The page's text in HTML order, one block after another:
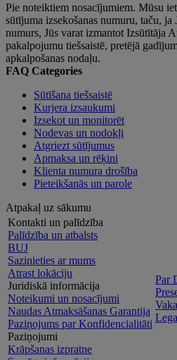
Pie noteiktiem nosacījumiem. Mūsu
sūtījuma izsekošanas numuru, taču, ja
numurs, Jūs varat izmantot Izsūtītāja
pakalpojumu tiešsaistē, pretējā
apkalpošanas nodaļu.
FAQ Categories
Sūtīšana tiešsaistē
Kurjera izsaukumi
Izsekot un monitorēt
Nodevas un nodokļi
Atgriezt sūtījumus
Apmaksa un rēķini
Klienta numura drošība
Pieteikšanās un parole
Atpakaļ uz sākumu
Kontakti un palīdzība
Palīdzība un atbalsts
BUJ
Sazinieties ar mums
Atrast lokāciju
Juridiskā informācija
Noteikumi un nosacījumi
Naudas Atmaksāšanas Garantija
Paziņojums par Konfidencialitāti
Paziņojumi
Krāpšanas izpratne
Par